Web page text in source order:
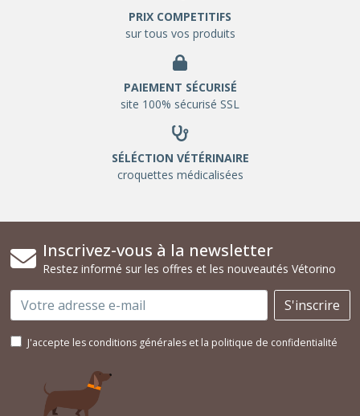
PRIX COMPETITIFS
sur tous vos produits
PAIEMENT SÉCURISÉ
site 100% sécurisé SSL
SÉLÉCTION VÉTÉRINAIRE
croquettes médicalisées
Inscrivez-vous à la newsletter
Restez informé sur les offres et les nouveautés Vétorino
Email S'inscrire
J'accepte les conditions générales et la politique de confidentialité